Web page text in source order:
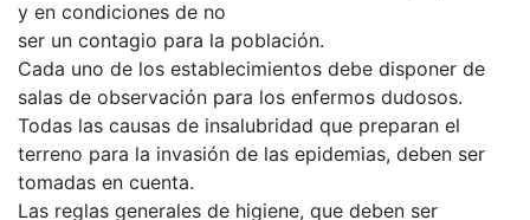
y en condiciones de no
ser un contagio para la población.
Cada uno de los establecimientos debe disponer de
salas de observación para los enfermos dudosos.
Todas las causas de insalubridad que preparan el
terreno para la invasión de las epidemias, deben ser
tomadas en cuenta.
Las reglas generales de higiene, que deben ser